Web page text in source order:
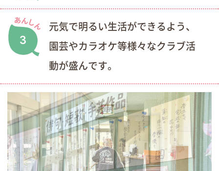
3
元気で明るい生活ができるよう、
園芸やカラオケ等様々なクラブ活
動が盛んです。